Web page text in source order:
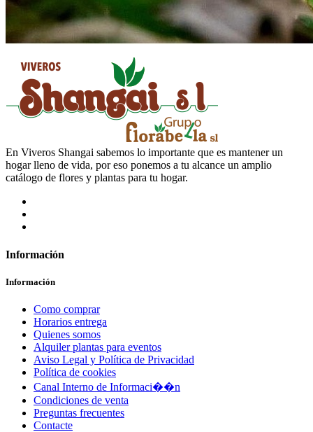
En Viveros Shangai sabemos lo importante que es mantener un
hogar lleno de vida, por eso ponemos a tu alcance un amplio
catálogo de flores y plantas para tu hogar.
Información
Información
Como comprar
Horarios entrega
Quienes somos
Alquiler plantas para eventos
Aviso Legal y Política de Privacidad
Política de cookies
Canal Interno de Informaci��n
Condiciones de venta
Preguntas frecuentes
Contacte